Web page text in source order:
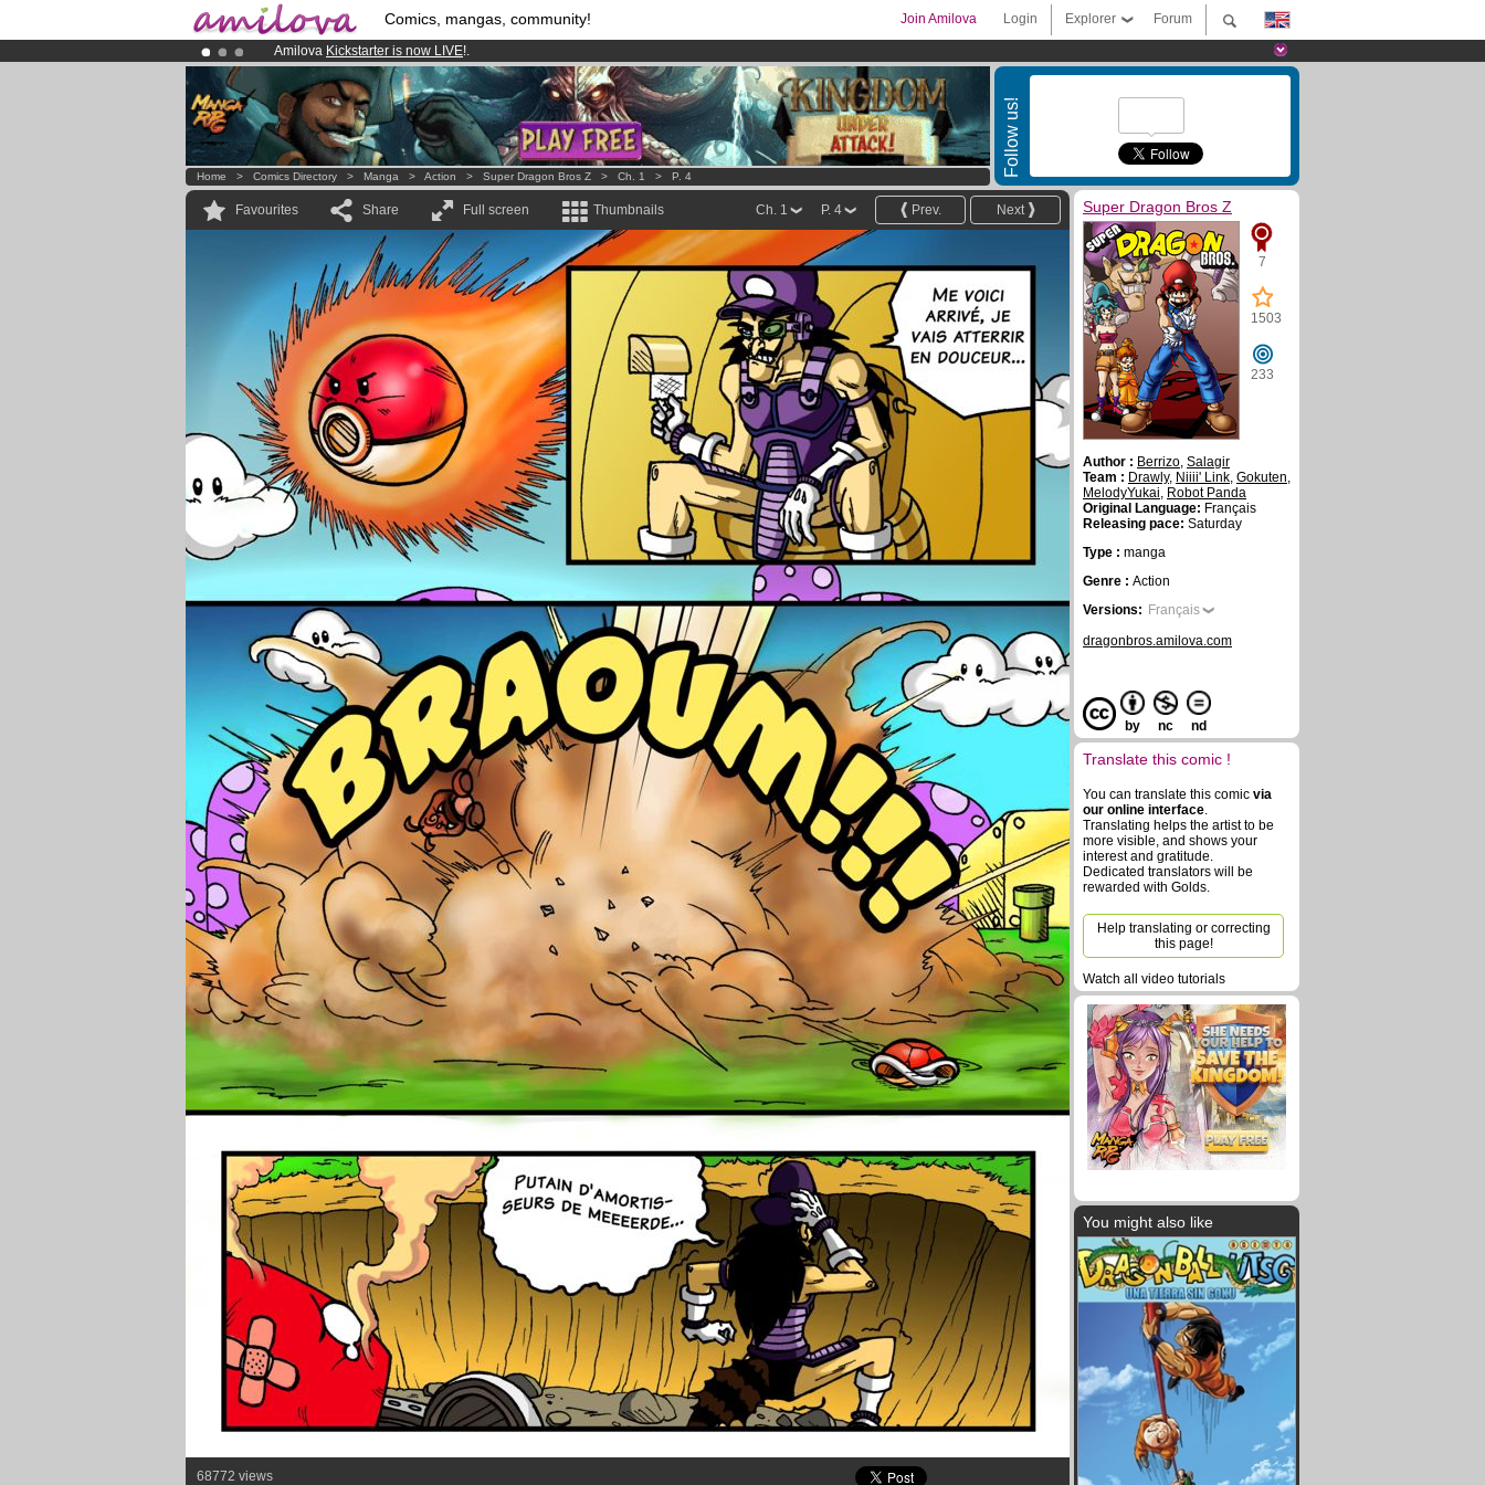
Comics, mangas, community! Forum
Explorer
Login
Join Amilova
Amilova Kickstarter is now LIVE!.
Already 100000membersand 1000comics & mangas!.
Premium membership from3.95 euros per month !Get membership now
Follow us!
Home > Comics Directory > Manga > Action > Super Dragon Bros Z > Ch. 1 > P. 4
Favourites Share Full screen Thumbnails Next
Prev.
P. 4
Ch. 1
68772 views
Super Dragon Bros Z
7
1503
233
Author : Berrizo, Salagir
Team : Drawly, Niiii' Link, Gokuten,
MelodyYukai, Robot Panda
Original Language: Français
Releasing pace: Saturday
Type : manga
Genre : Action
Versions: Français
dragonbros.amilova.com
by nc nd
Translate this comic !
You can translate this comic via
our online interface.
Translating helps the artist to be
more visible, and shows your
interest and gratitude.
Dedicated translators will be
rewarded with Golds.
Help translating or correcting
this page!
Watch all video tutorials
You might also like